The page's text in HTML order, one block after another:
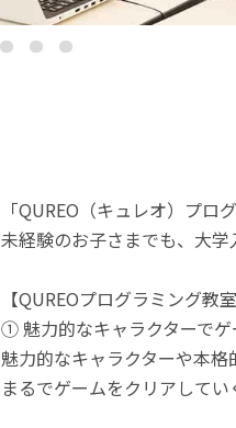
「QUREO（キュレオ）プ
未経験のお子さまでも、大
【QUREOプログラミング教
① 魅力的なキャラクターでゲ
魅力的なキャラクターや本格
まるでゲームをクリアして